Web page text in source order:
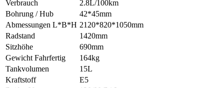
Verbrauch
2.8L/100km
Bohrung / Hub
42*45mm
Abmessungen L*B*H 2120*820*1050mm
Radstand
1420mm
Sitzhöhe
690mm
Gewicht Fahrfertig
164kg
Tankvolumen
15L
Kraftstoff
E5